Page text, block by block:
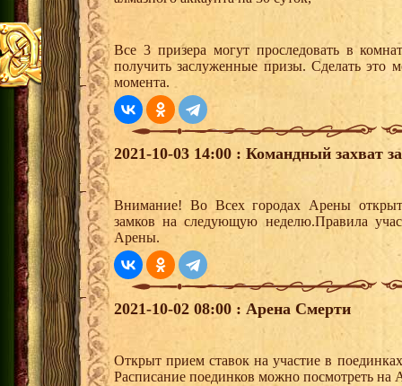
Все 3 призера могут проследовать в
получить заслуженные призы. Сделать это
момента.
2021-10-03 14:00 : Командный захват
Внимание! Во Всех городах Арены
замков на следующую неделю.Правила
Арены.
2021-10-02 08:00 : Арена Смерти
Открыт прием ставок на участие в
Расписание поединков можно посмотреть на